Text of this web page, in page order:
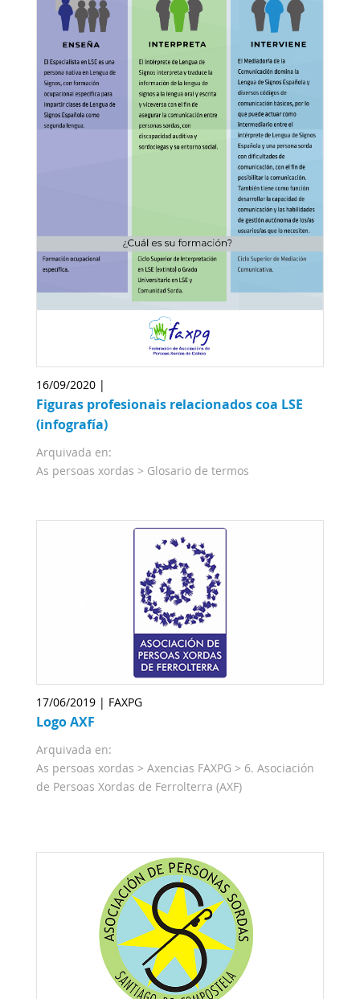
16/09/2020 |
Figuras profesionais relacionados coa LSE
(infografía)
Arquivada en:
As persoas xordas > Glosario de termos
17/06/2019 | FAXPG
Logo AXF
Arquivada en:
As persoas xordas > Axencias FAXPG > 6. Asociación
de Persoas Xordas de Ferrolterra (AXF)